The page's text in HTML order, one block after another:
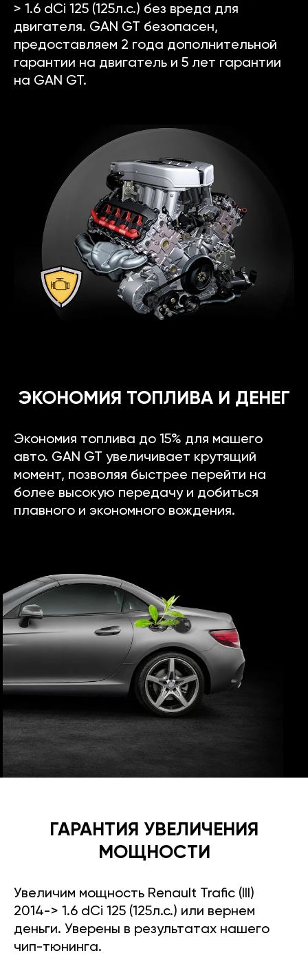
> 1.6 dCi 125 (125л.с.) без вреда для
двигателя. GAN GT безопасен,
предоставляем 2 года дополнительной
гарантии на двигатель и 5 лет гарантии
на GAN GT.
ЭКОНОМИЯ ТОПЛИВА И ДЕНЕГ
Экономия топлива до 15% для машего
авто. GAN GT увеличивает крутящий
момент, позволяя быстрее перейти на
более высокую передачу и добиться
плавного и экономного вождения.
ГАРАНТИЯ УВЕЛИЧЕНИЯ
МОЩНОСТИ
Увеличим мощность Renault Trafic (III)
2014-> 1.6 dCi 125 (125л.с.) или вернем
деньги. Уверены в результатах нашего
чип-тюнинга.